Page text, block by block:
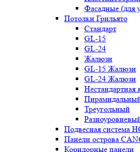
Фасадные (для
Потолки Грильято
Стандарт
GL-15
GL-24
Жалюзи
GL-15 Жалюзи
GL-24 Жалюзи
Нестандартная
Треугольный
Подвесная система
Панели острова
Коридорные панели